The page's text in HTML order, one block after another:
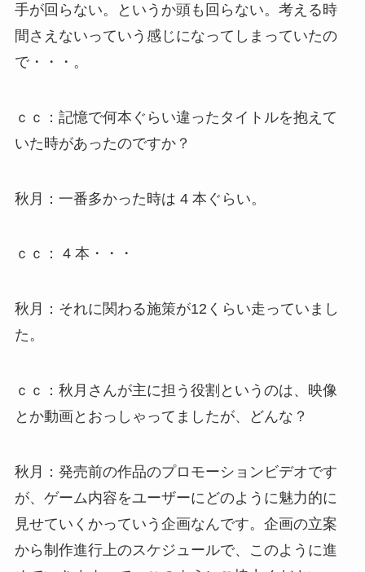
手が回らない。というか頭も回らない。考える時
間さえないっていう感じになってしまっていたの
で・・・。
ｃｃ：記憶で何本ぐらい違ったタイトルを抱えて
いた時があったのですか？
秋月：一番多かった時は 4 本ぐらい。
ｃｃ： 4 本・・・
秋月：それに関わる施策が12くらい走っていまし
た。
ｃｃ：秋月さんが主に担う役割というのは、映像
とか動画とおっしゃってましたが、どんな？
秋月：発売前の作品のプロモーションビデオです
が、ゲーム内容をユーザーにどのように魅力的に
見せていくかっていう企画なんです。企画の立案
から制作進行上のスケジュールで、このように進